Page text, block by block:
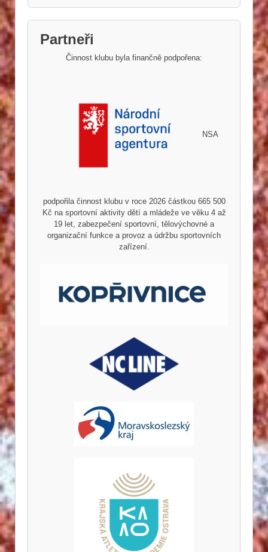
Partneři
Činnost klubu byla finančně podpořena:
NSA
podpořila činnost klubu v roce 2026 částkou 665 500
Kč na sportovní aktivity dětí a mládeže ve věku 4 až
19 let, zabezpečení sportovní, tělovýchovné a
organizační funkce a provoz a údržbu sportovních
zařízení.